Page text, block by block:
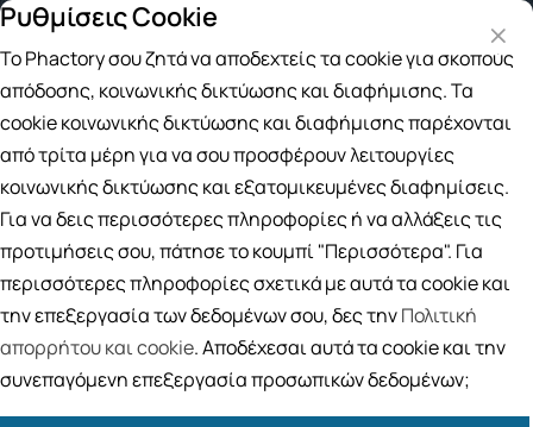
Δωρεάν μεταφορικά για αγορές άνω των 49€
Αναζήτηση
Αρχική / ΑΝΔΡΑΣ / Περιποίηση προσώπου /
Λιπαρό Δέρμα -Ακμή
Urgent Correction Gel Τζελ Τοπικής Εφαρμογής για Έλεγχο στην Όψη
Helenvita ACNormal Urgent
Correction Gel Τζελ Τοπικής
Εφαρμογής για Έλεγχο στην Όψη
των Ατελειών 15ml
Ρυθμίσεις Cookie
Το Phactory σου ζητά να αποδεχτείς τα cookie για σκοπούς
απόδοσης, κοινωνικής δικτύωσης και διαφήμισης. Τα
cookie κοινωνικής δικτύωσης και διαφήμισης παρέχονται
από τρίτα μέρη για να σου προσφέρουν λειτουργίες
κοινωνικής δικτύωσης και εξατομικευμένες διαφημίσεις.
Για να δεις περισσότερες πληροφορίες ή να αλλάξεις τις
προτιμήσεις σου, πάτησε το κουμπί "Περισσότερα". Για
περισσότερες πληροφορίες σχετικά με αυτά τα cookie και
την επεξεργασία των δεδομένων σου, δες τηνΠολιτική
απορρήτου και cookie. Αποδέχεσαι αυτά τα cookie και την
συνεπαγόμενη επεξεργασία προσωπικών δεδομένων;